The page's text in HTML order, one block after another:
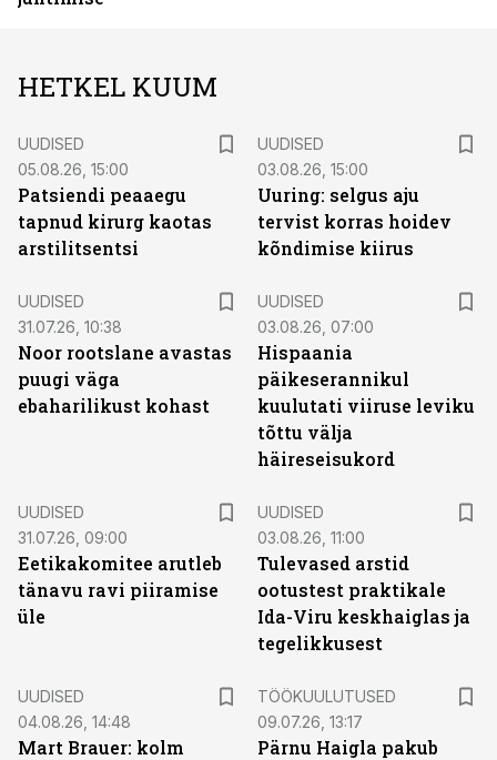
HETKEL KUUM
UUDISED
05.08.26, 15:00
Patsiendi peaaegu
tapnud kirurg kaotas
arstilitsentsi
UUDISED
03.08.26, 15:00
Uuring: selgus aju
tervist korras hoidev
kõndimise kiirus
UUDISED
31.07.26, 10:38
Noor rootslane avastas
puugi väga
ebaharilikust kohast
UUDISED
03.08.26, 07:00
Hispaania
päikeserannikul
kuulutati viiruse leviku
tõttu välja
häireseisukord
UUDISED
31.07.26, 09:00
Eetikakomitee arutleb
tänavu ravi piiramise
üle
UUDISED
03.08.26, 11:00
Tulevased arstid
ootustest praktikale
Ida-Viru keskhaiglas ja
tegelikkusest
UUDISED
04.08.26, 14:48
Mart Brauer: kolm
TÖÖKUULUTUSED
09.07.26, 13:17
Pärnu Haigla pakub